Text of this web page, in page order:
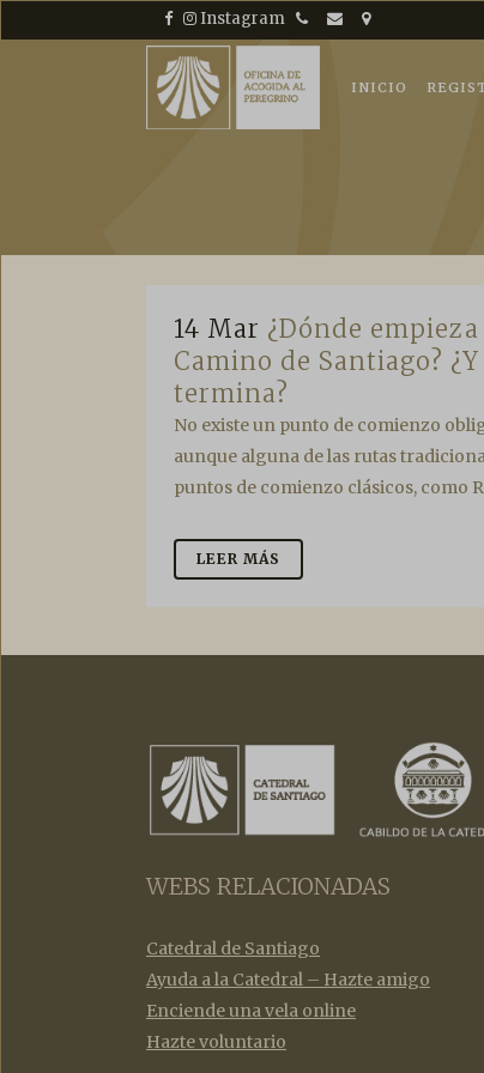
al
Instagram Teléfono
+34 981 56 88 46
EmailUbicación
INICIO
14 Mar ¿Dónde
Camino de Santiago?
termina?
No existe un punto de comienzo
aunque alguna de las rutas
puntos de comienzo clásicos, como
LEER MÁS
WEBS RELACIONADAS
Catedral de Santiago
Ayuda a la Catedral – Hazte amigo
Enciende una vela online
Hazte voluntario